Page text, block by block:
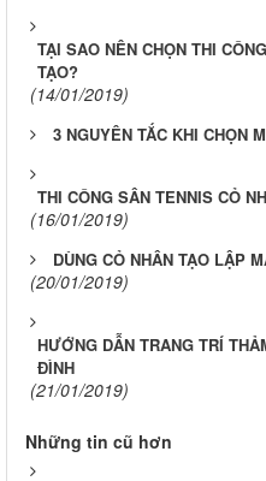
TẠI SAO NÊN CHỌN THI
TẠO?
(14/01/2019)
3 NGUYÊN TẮC KHI CHỌN
THI CÔNG SÂN TENNIS CỎ
(16/01/2019)
DÙNG CỎ NHÂN TẠO LẬP
(20/01/2019)
HƯỚNG DẪN TRANG TRÍ
ĐÌNH
(21/01/2019)
Những tin cũ hơn